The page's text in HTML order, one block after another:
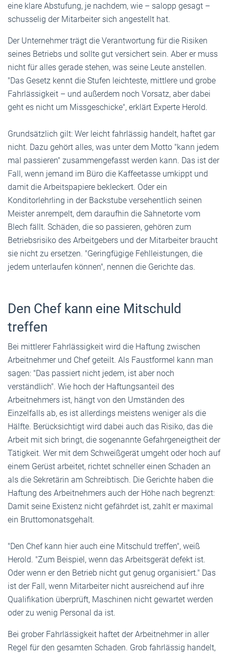
eine klare Abstufung, je nachdem, wie – salopp gesagt –
schusselig der Mitarbeiter sich angestellt hat.
Der Unternehmer trägt die Verantwortung für die Risiken
seines Betriebs und sollte gut versichert sein. Aber er muss
nicht für alles gerade stehen, was seine Leute anstellen.
"Das Gesetz kennt die Stufen leichteste, mittlere und grobe
Fahrlässigkeit – und außerdem noch Vorsatz, aber dabei
geht es nicht um Missgeschicke", erklärt Experte Herold.
Grundsätzlich gilt: Wer leicht fahrlässig handelt, haftet gar
nicht. Dazu gehört alles, was unter dem Motto "kann jedem
mal passieren" zusammengefasst werden kann. Das ist der
Fall, wenn jemand im Büro die Kaffeetasse umkippt und
damit die Arbeitspapiere bekleckert. Oder ein
Konditorlehrling in der Backstube versehentlich seinen
Meister anrempelt, dem daraufhin die Sahnetorte vom
Blech fällt. Schäden, die so passieren, gehören zum
Betriebsrisiko des Arbeitgebers und der Mitarbeiter braucht
sie nicht zu ersetzen. "Geringfügige Fehlleistungen, die
jedem unterlaufen können", nennen die Gerichte das.
Den Chef kann eine Mitschuld
treffen
Bei mittlerer Fahrlässigkeit wird die Haftung zwischen
Arbeitnehmer und Chef geteilt. Als Faustformel kann man
sagen: "Das passiert nicht jedem, ist aber noch
verständlich". Wie hoch der Haftungsanteil des
Arbeitnehmers ist, hängt von den Umständen des
Einzelfalls ab, es ist allerdings meistens weniger als die
Hälfte. Berücksichtigt wird dabei auch das Risiko, das die
Arbeit mit sich bringt, die sogenannte Gefahrgeneigtheit der
Tätigkeit. Wer mit dem Schweißgerät umgeht oder hoch auf
einem Gerüst arbeitet, richtet schneller einen Schaden an
als die Sekretärin am Schreibtisch. Die Gerichte haben die
Haftung des Arbeitnehmers auch der Höhe nach begrenzt:
Damit seine Existenz nicht gefährdet ist, zahlt er maximal
ein Bruttomonatsgehalt.
"Den Chef kann hier auch eine Mitschuld treffen", weiß
Herold. "Zum Beispiel, wenn das Arbeitsgerät defekt ist.
Oder wenn er den Betrieb nicht gut genug organisiert." Das
ist der Fall, wenn Mitarbeiter nicht ausreichend auf ihre
Qualifikation überprüft, Maschinen nicht gewartet werden
oder zu wenig Personal da ist.
Bei grober Fahrlässigkeit haftet der Arbeitnehmer in aller
Regel für den gesamten Schaden. Grob fahrlässig handelt,